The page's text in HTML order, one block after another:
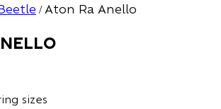
/ Aton Ra Anello
sizes